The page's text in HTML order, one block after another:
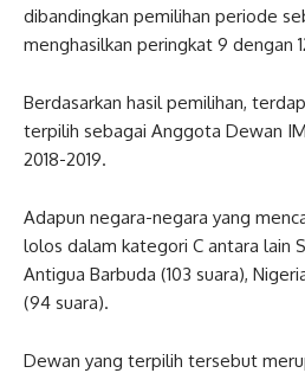
dibandingkan pemilihan periode
menghasilkan peringkat 9 dengan
Berdasarkan hasil pemilihan,
terpilih sebagai Anggota Dewan
2018-2019.
Adapun negara-negara yang
lolos dalam kategori C antara lain
Antigua Barbuda (103 suara),
(94 suara).
Dewan yang terpilih tersebut